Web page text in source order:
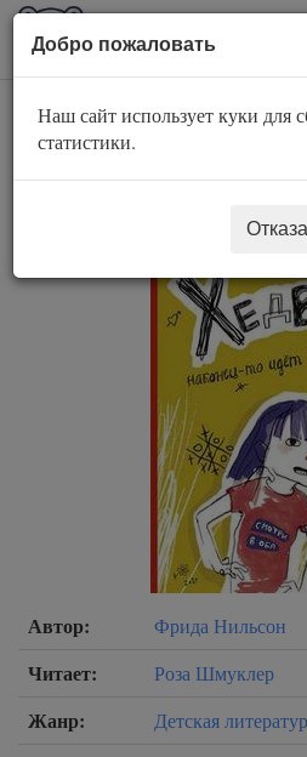
AuBook.org
Хедвиг
идёт в
Автор: Фрида Нильсон
Читает: Роза Шмуклер
Жанр: Детская
Добро пожаловать
Наш сайт использует куки для
статистики.